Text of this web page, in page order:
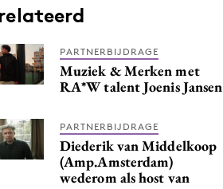
PARTNERBIJDRAGE
Muziek & Merken met
RA*W talent Joenis Jansen
PARTNERBIJDRAGE
Diederik van Middelkoop
(Amp.Amsterdam)
wederom als host van